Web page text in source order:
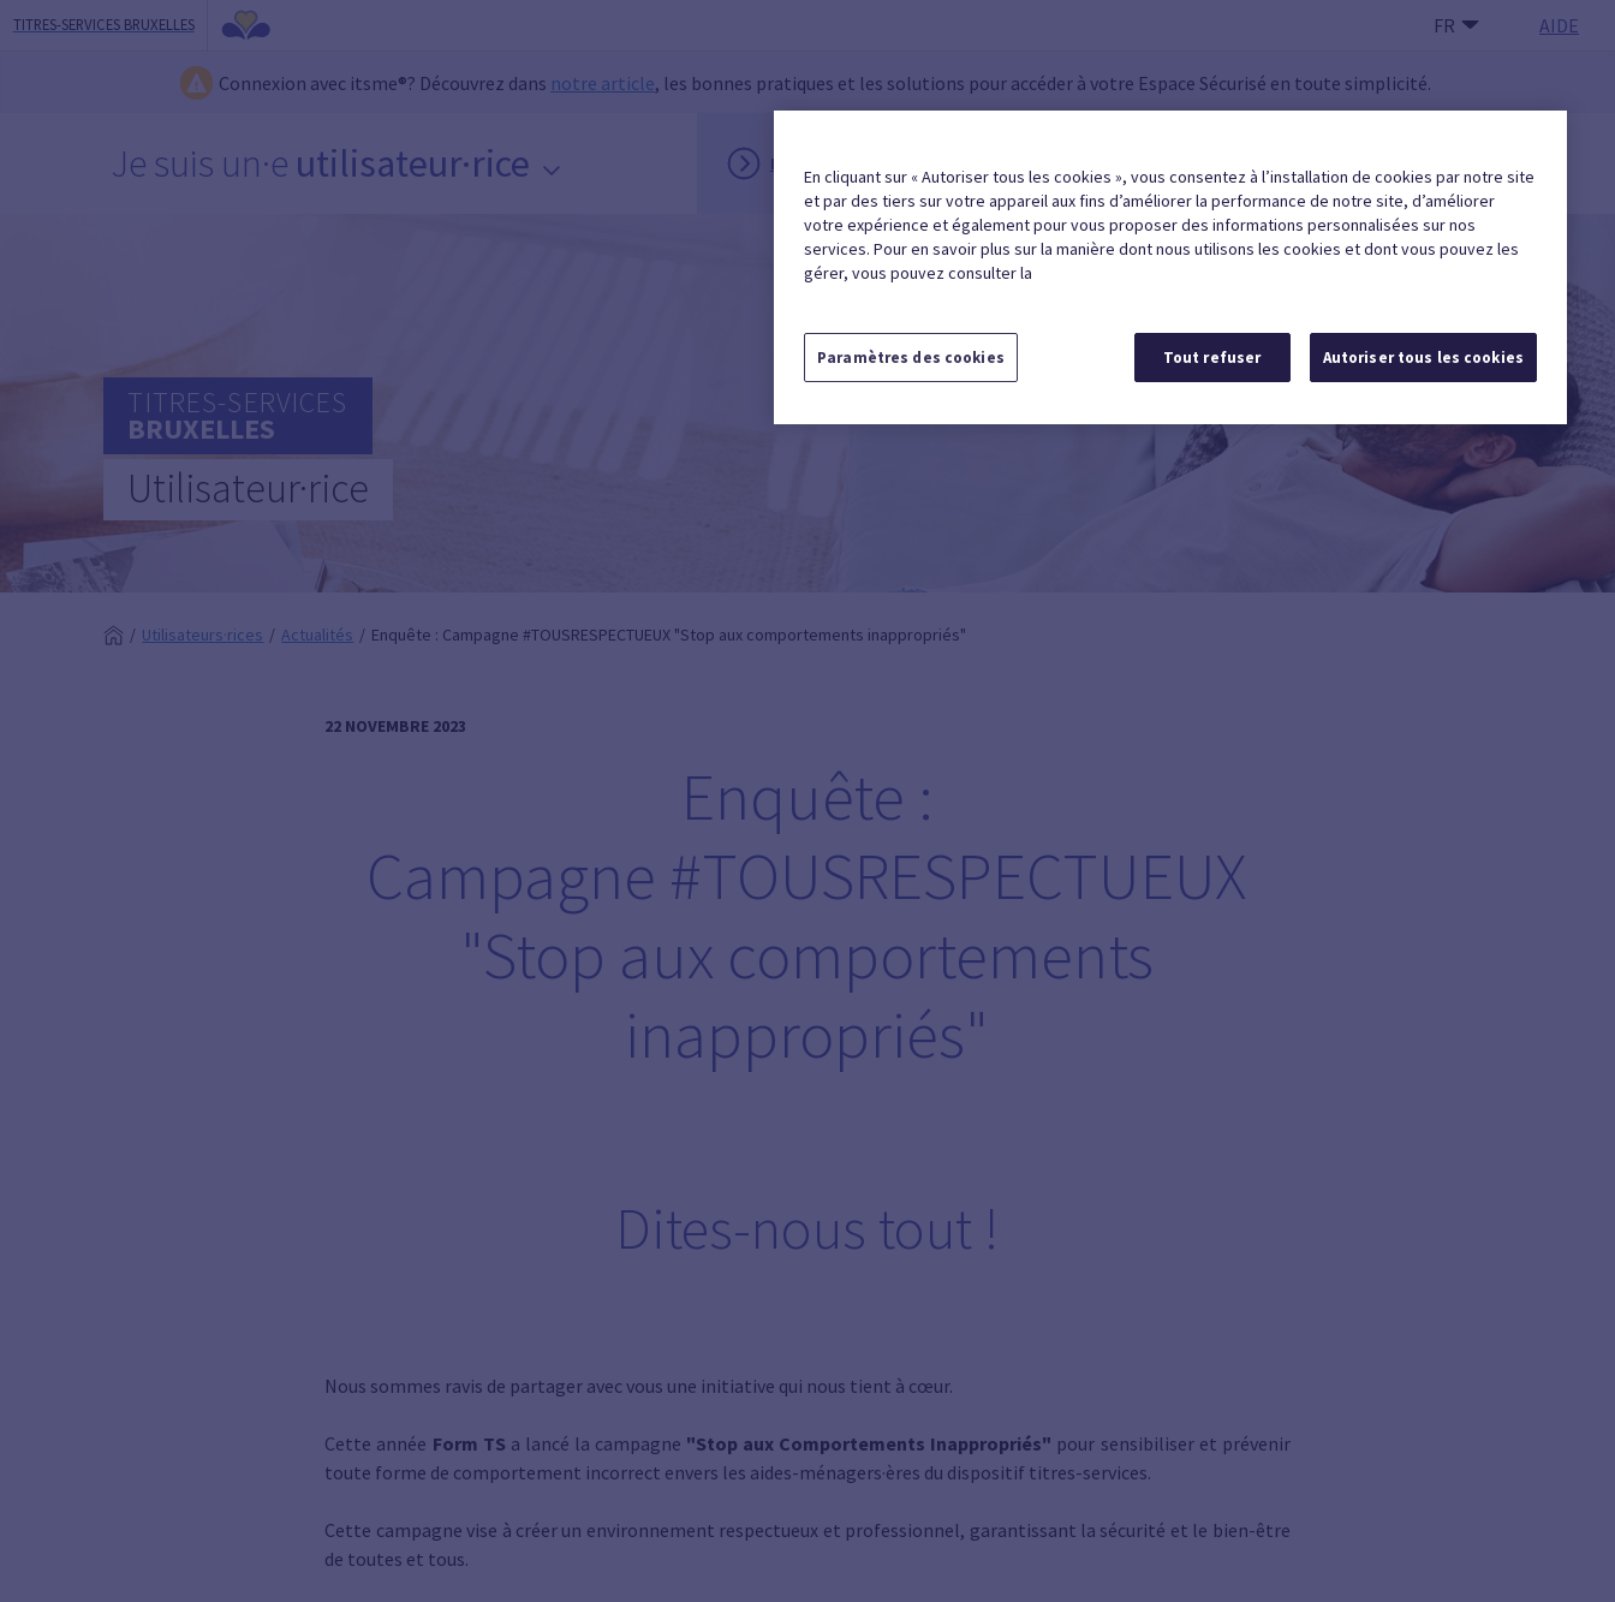
TITRES-SERVICES BRUXELLES FR AIDE
Connexion avec itsme®? Découvrez dans notre article, les bonnes pratiques et les solutions pour accéder à votre Espace Sécurisé en toute simplicité.
Je suis un·e utilisateur·rice INSCRIPTION
Trouver une entreprise agréée
TITRES-SERVICES
BRUXELLES
Utilisateur·rice
Utilisateurs·rices Actualités Enquête : Campagne #TOUSRESPECTUEUX "Stop aux comportements inappropriés"
22 NOVEMBRE 2023
Enquête :
Campagne #TOUSRESPECTUEUX
"Stop aux comportements
inappropriés"
Dites-nous tout !
Nous sommes ravis de partager avec vous une initiative qui nous tient à cœur.
Cette année Form TS a lancé la campagne "Stop aux Comportements Inappropriés" pour sensibiliser et prévenir
toute forme de comportement incorrect envers les aides-ménagers·ères du dispositif titres-services.
Cette campagne vise à créer un environnement respectueux et professionnel, garantissant la sécurité et le bien-être
de toutes et tous.
En cliquant sur « Autoriser tous les cookies », vous consentez à l’installation de cookies par notre site
et par des tiers sur votre appareil aux fins d’améliorer la performance de notre site, d’améliorer
votre expérience et également pour vous proposer des informations personnalisées sur nos
services. Pour en savoir plus sur la manière dont nous utilisons les cookies et dont vous pouvez les
gérer, vous pouvez consulter la
Paramètres des cookies Tout refuser Autoriser tous les cookies